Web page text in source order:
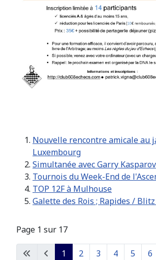
Nouvelle rencontre amicale au
Luxembourg
Simultanée avec Garry Kasparov
Tournois du Week-End de
TOP 12F à Mulhouse
Galette des Rois ; Rapides /
Page 1 sur 17
1 2 3 4 5 6